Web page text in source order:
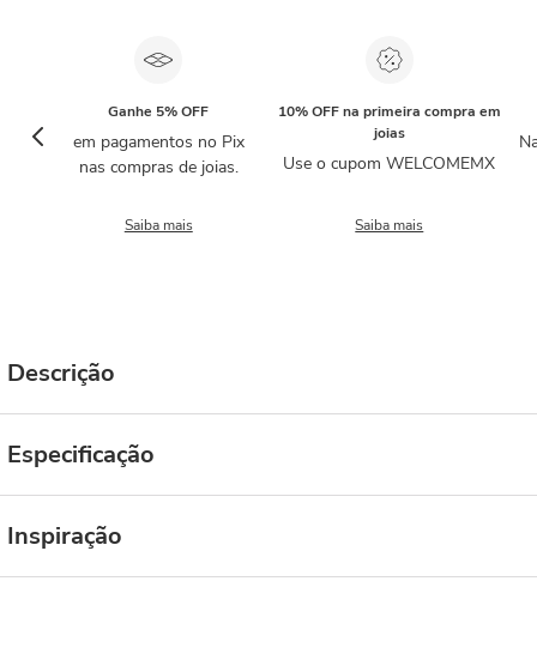
Ganhe 5% OFF
em pagamentos no Pix
nas compras de joias.
Saiba mais
10% OFF na primeira compra em
joias
Use o cupom WELCOMEMX
Saiba mais
Descrição
Especificação
Inspiração